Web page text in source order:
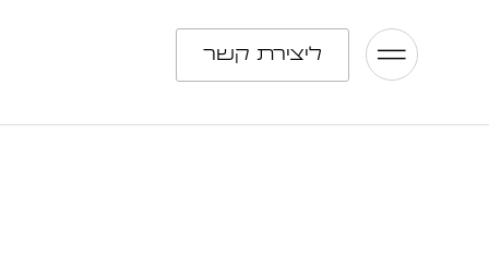
ליצירת קשר